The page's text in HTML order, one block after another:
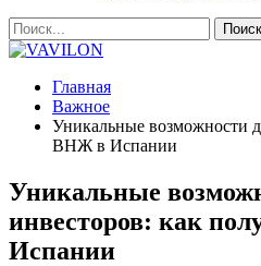
Главная
Важное
Уникальные возможности
ВНЖ в Испании
Уникальные
инвесторов: как
Испании